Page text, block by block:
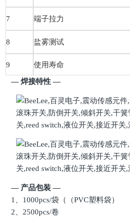
7 端子拉力
8 盐雾测试
9 使用寿命
— 焊接特性—
— 产品包装—
1、1000pcs/袋（（PVC塑料袋）
2、2500pcs/卷